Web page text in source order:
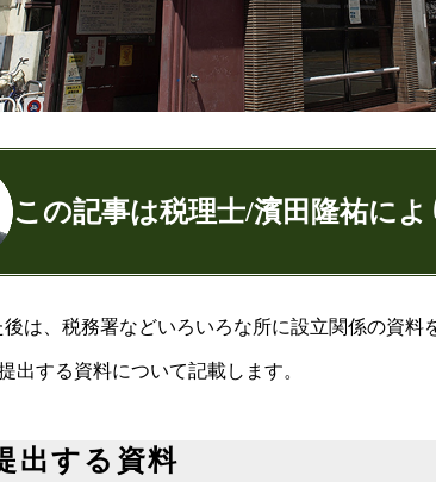
この記事は税理士/濱田隆祐によ
支部：登録番号121899
阪府豊中市出身
は、税務署などいろいろな所に設立関係の資料
出する資料について記載します。
出する資料